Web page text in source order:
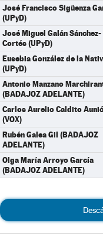
José Francisco Sigüenza
(UPyD)
José Miguel Galán Sánchez-
Cortés (UPyD)
Eusebia González de la
(UPyD)
Antonio Manzano
(BADAJOZ ADELANTE)
Carlos Aurelio Caldito
(VOX)
Rubén Galea Gil (BADAJOZ
ADELANTE)
Olga María Arroyo García
(BADAJOZ ADELANTE)